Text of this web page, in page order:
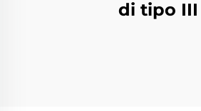
di tipo III